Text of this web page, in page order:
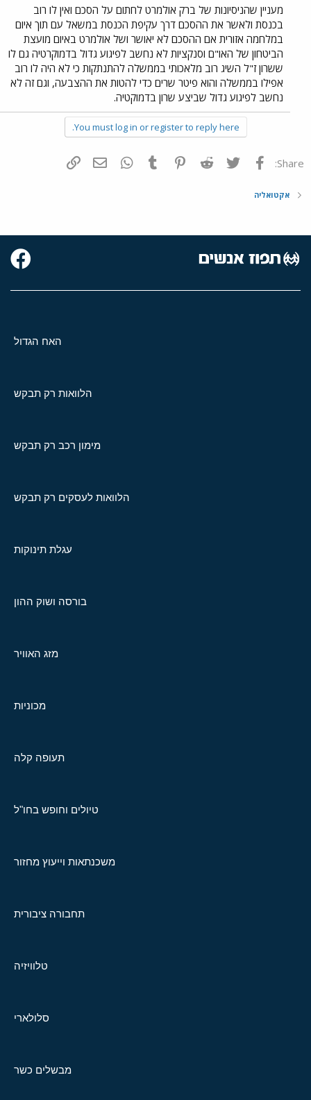
מעניין שהניסיונות של ברק אולמרט לחתום על הסכם ואין לו רוב
בכנסת ולאשר את ההסכם דרך עקיפת הכנסת במשאל עם תוך איום
במלחמה אזורית אם ההסכם לא יאושר ושל אולמרט באיום מועצת
הביטחון של האו"ם וסנקציות לא נחשב לפיגוע גדול בדמוקרטיה גם לו
ששרון ז"ל השיג רוב מלאכותי בממשלה להתנתקות כי לא היה לו רוב
אפילו בממשלה והוא פיטר שרים כדי להטות את ההצבעה, וגם זה לא
נחשב לפיגוע גדול שביצע שרון בדמוקטיה.
You must log in or register to reply here.
Share: פייסבוק Twitter
Reddit
Pinterest
Tumblr
WhatsAppדואר אלקטרוני
אקטואליה
האח הגדול
הלוואות רק תבקש
מימון רכב רק תבקש
הלוואות לעסקים רק תבקש
עגלת תינוקות
בורסה ושוק ההון
מזג האוויר
מכוניות
תעופה קלה
טיולים וחופש בחו"ל
משכנתאות וייעוץ מחזור
תחבורה ציבורית
טלוויזיה
סלולארי
מבשלים כשר